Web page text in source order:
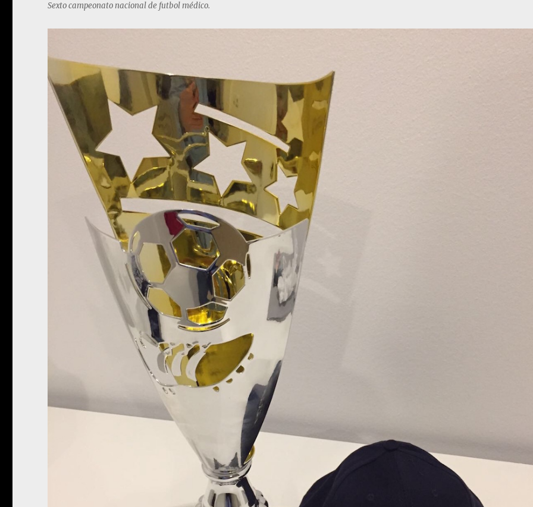
Sexto campeonato nacional de futbol médico.